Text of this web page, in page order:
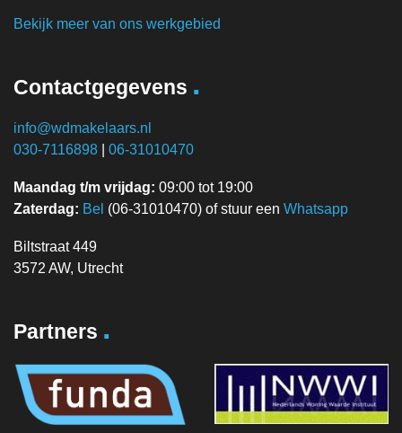
Bekijk meer van ons werkgebied
Contactgegevens .
info@wdmakelaars.nl
030-7116898
06-31010470
Maandag t/m vrijdag: 09:00 tot 19:00
Zaterdag: Bel (06-31010470) of stuur een Whatsapp
Biltstraat 449
3572 AW, Utrecht
Partners .